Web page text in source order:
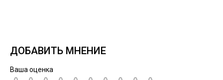
ДОБАВИТЬ МНЕНИЕ
Ваша оценка